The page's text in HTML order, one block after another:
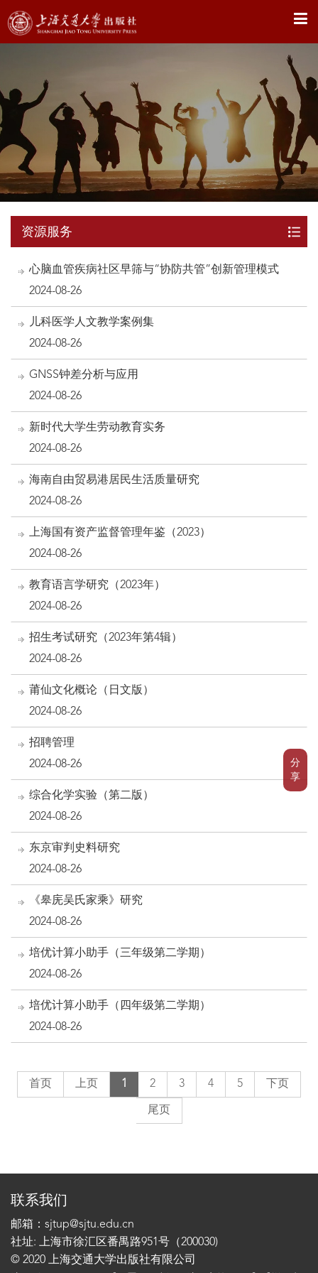
X
分
享
资源服务
心脑血管疾病社区早筛与“协防共管”创新管理模式
2024-08-26
儿科医学人文教学案例集
2024-08-26
GNSS钟差分析与应用
2024-08-26
新时代大学生劳动教育实务
2024-08-26
海南自由贸易港居民生活质量研究
2024-08-26
上海国有资产监督管理年鉴（2023）
2024-08-26
教育语言学研究（2023年）
2024-08-26
招生考试研究（2023年第4辑）
2024-08-26
莆仙文化概论（日文版）
2024-08-26
招聘管理
2024-08-26
综合化学实验（第二版）
2024-08-26
东京审判史料研究
2024-08-26
《皋庑吴氏家乘》研究
2024-08-26
培优计算小助手（三年级第二学期）
2024-08-26
培优计算小助手（四年级第二学期）
2024-08-26
首页 上页 1 2 3 4 5 下页
尾页
联系我们
邮箱：sjtup@sjtu.edu.cn
社址: 上海市徐汇区番禺路951号（200030)
© 2020 上海交通大学出版社有限公司